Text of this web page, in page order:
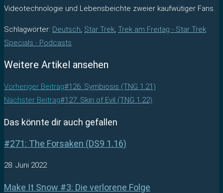
Videotechnologie und Lebensbeichte zweier kaufwütiger Fans.
Schlagwörter: Deutsch, Star Trek, Trek am Freitag - Star Trek
Specials - Podcasts
Weitere Artikel ansehen
Vorheriger Beitrag#126: Symbiosis (TNG 1.21)
Nächster Beitrag#127: Skin of Evil (TNG 1.22)
Das könnte dir auch gefallen
#271: The Forsaken (DS9 1.16)
28. Juni 2022
Make It Snow #3: Die verlorene Folge